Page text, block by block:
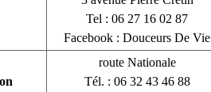
Tel : 06 27 16 02 87
Facebook : Douceurs De Vie
route Nationale
Tél. : 06 32 43 46 88